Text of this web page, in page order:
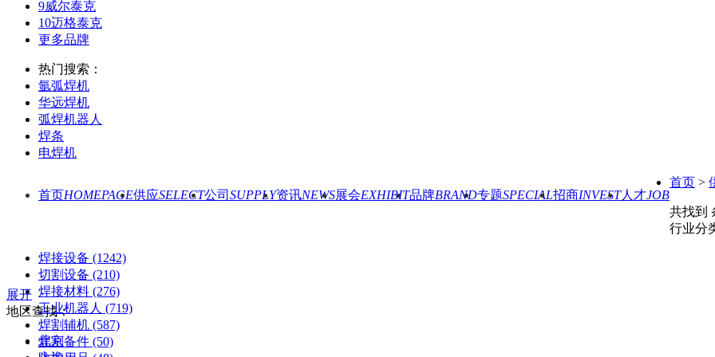
9威尔泰克
10迈格泰克
更多品牌
热门搜索：
氩弧焊机
华远焊机
弧焊机器人
焊条
电焊机
首页HOMEPAGE供应SELECT公司 SUPPLY资讯NEWS展会EXHIBIT品牌BRAND专题SPECIAL招商INVEST人才JOB
首页 >
共找到
行业分
焊接设备 (1242)
切割设备 (210)
焊接材料 (276)
工业机器人 (719)
焊割辅机 (587)
焊割备件 (50)
展开
地区查找：
北京